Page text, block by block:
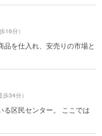
16分）
を仕入れ、安売りの市場と
歩34分）
る区民センター。 ここでは